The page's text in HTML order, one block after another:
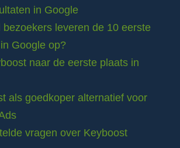
in Google
bezoekers leveren de 10 eerste
Google op?
naar de eerste plaats in
als goedkoper alternatief voor
vragen over Keyboost